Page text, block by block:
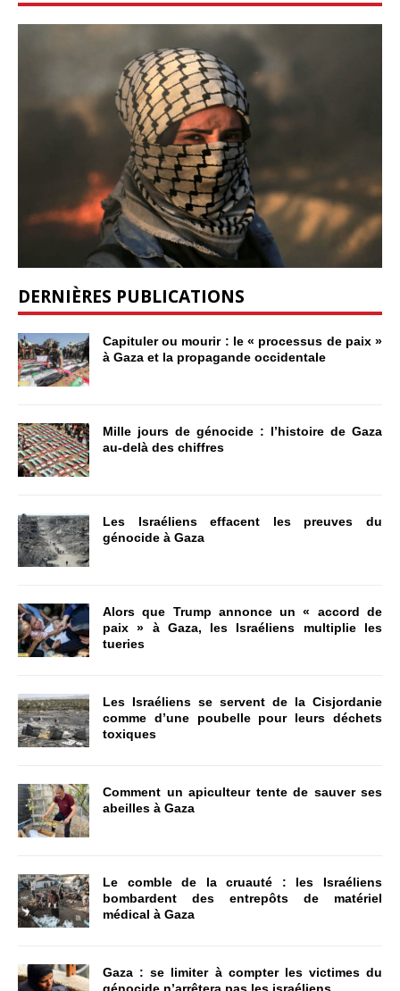
DERNIÈRES PUBLICATIONS
Capituler ou mourir : le « processus de paix »
à Gaza et la propagande occidentale
Mille jours de génocide : l’histoire de Gaza
au-delà des chiffres
Les Israéliens effacent les preuves du
génocide à Gaza
Alors que Trump annonce un « accord de
paix » à Gaza, les Israéliens multiplie les
tueries
Les Israéliens se servent de la Cisjordanie
comme d’une poubelle pour leurs déchets
toxiques
Comment un apiculteur tente de sauver ses
abeilles à Gaza
Le comble de la cruauté : les Israéliens
bombardent des entrepôts de matériel
médical à Gaza
Gaza : se limiter à compter les victimes du